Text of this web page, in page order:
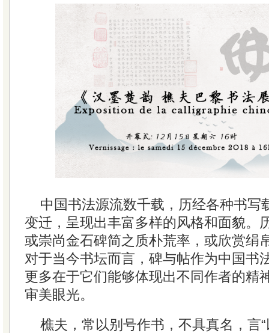
中国书法源流数千载，历经各种书写
变迁，呈现出丰富多样的风格和面貌。
或崇尚金石碑简之质朴荒率，或欣赏绢
对于当今书坛而言，碑与帖作为中国书
更多在于它们能够体现出不同作者的精
审美眼光。
樵夫，常以别号作书，不具真名，言